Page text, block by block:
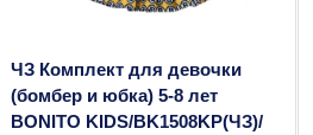
ЧЗ Комплект для девочки
(бомбер и юбка) 5-8 лет
BONITO KIDS/BK1508KP(ЧЗ)/